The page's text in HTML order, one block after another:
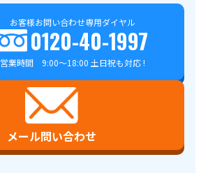
お客様お問い合わせ専用ダイヤル
0120-40-1997
営業時間 9:00～18:00 土日祝も対応 !
メール問い合わせ